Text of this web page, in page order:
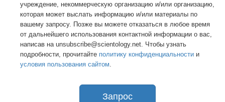
учреждение, некоммерческую организацию и/или организацию,
которая может выслать информацию и/или материалы по
вашему запросу. Позже вы можете отказаться в любое время
от дальнейшего использования контактной информации о вас,
написав на unsubscribe@scientology.net. Чтобы узнать
подробности, прочитайте политику конфиденциальности и
условия пользования сайтом.
Запрос